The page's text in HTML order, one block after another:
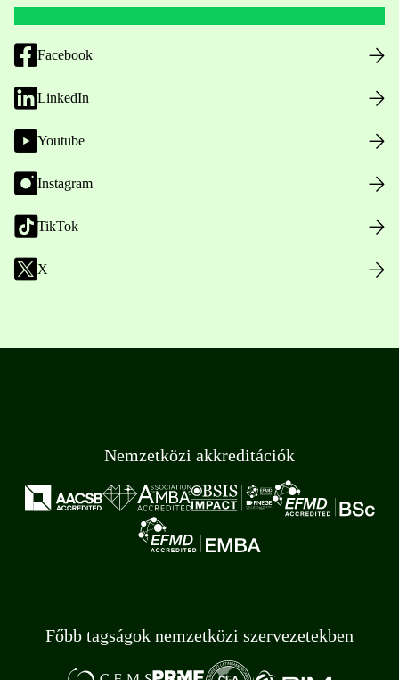
Facebook
LinkedIn
Youtube
Instagram
TikTok
X
Nemzetközi akkreditációk
Főbb tagságok nemzetközi szervezetekben